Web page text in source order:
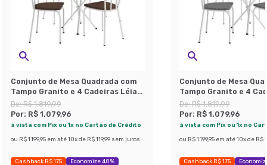
Conjunto de Mesa Quadrada com
Tampo Granito e 4 Cadeiras Léia
Revestimento Sintético Branco e
Imbuia
De:R$ 1.819,99
Por: R$ 1.079,96
à vista com Pix ou 1x no Cartão de Crédito
ou R$ 1.199,95 em até 10x de R$ 119,99 sem juros
Cashback R$ 175 Economize 40%
Conjunto de Mesa
Tampo Granito e 4
Revestimento
Platina
De:R$ 1.819,99
Por: R$ 1.079,96
à vista com Pix ou 1x no
ou R$ 1.199,95 em até 10x de R$
Cashback R$ 175